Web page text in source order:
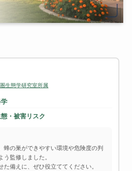
生態学研究室所属
・被害リスク
蜂の巣ができやすい環境や危険度の判
監修しました。
備えに、ぜひ役立ててください。